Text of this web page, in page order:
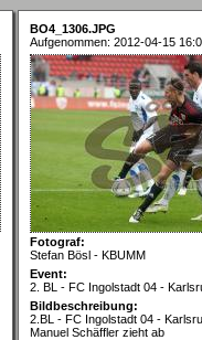
BO4_1306.JPG
Aufgenommen: 2012-04-15
Fotograf:
Stefan Bösl - KBUMM
Event:
2. BL - FC Ingolstadt 04 -
Bildbeschreibung:
2.BL - FC Ingolstadt 04 -
Manuel Schäffler zieht ab